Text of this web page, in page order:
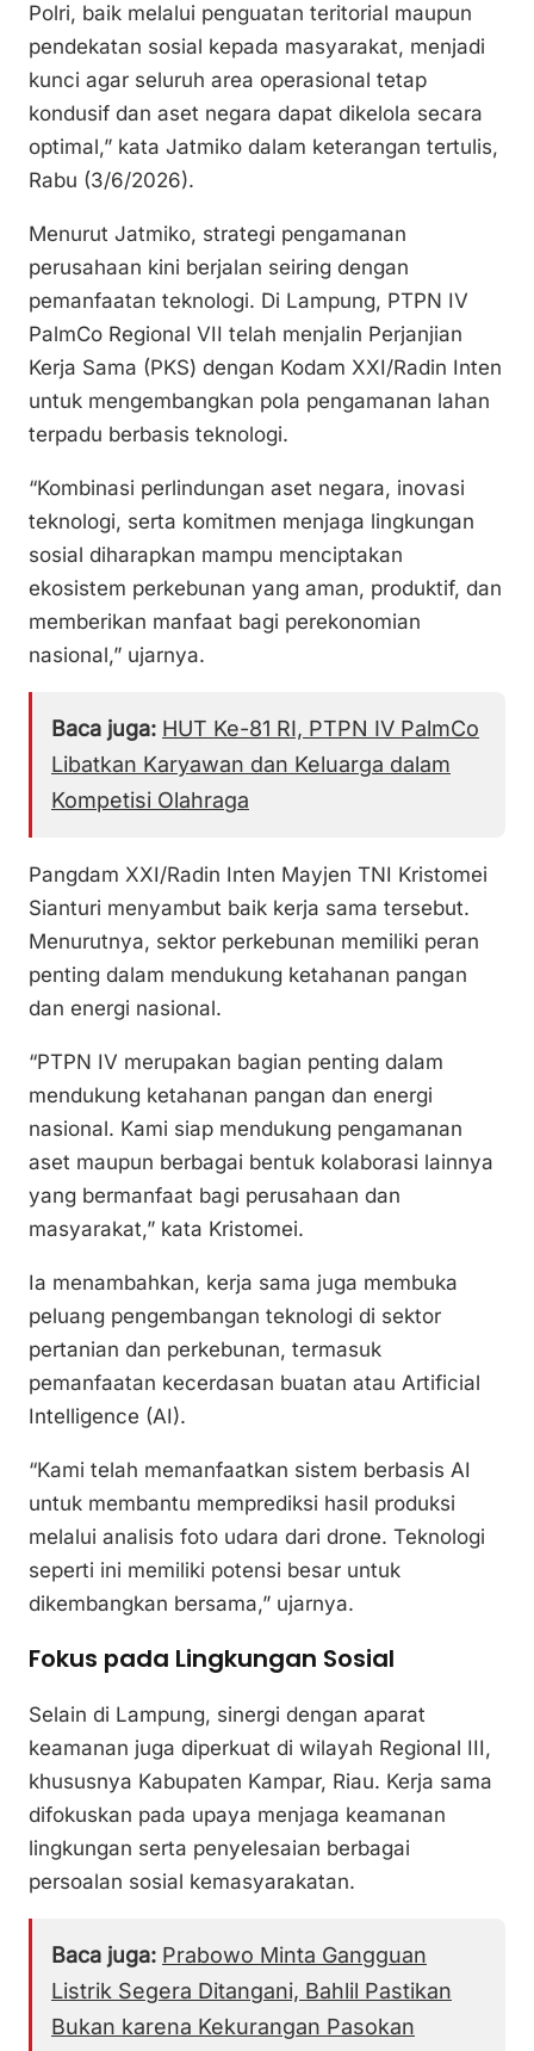
Polri, baik melalui penguatan teritorial maupun
pendekatan sosial kepada masyarakat, menjadi
kunci agar seluruh area operasional tetap
kondusif dan aset negara dapat dikelola secara
optimal,” kata Jatmiko dalam keterangan tertulis,
Rabu (3/6/2026).
Menurut Jatmiko, strategi pengamanan
perusahaan kini berjalan seiring dengan
pemanfaatan teknologi. Di Lampung, PTPN IV
PalmCo Regional VII telah menjalin Perjanjian
Kerja Sama (PKS) dengan Kodam XXI/Radin Inten
untuk mengembangkan pola pengamanan lahan
terpadu berbasis teknologi.
“Kombinasi perlindungan aset negara, inovasi
teknologi, serta komitmen menjaga lingkungan
sosial diharapkan mampu menciptakan
ekosistem perkebunan yang aman, produktif, dan
memberikan manfaat bagi perekonomian
nasional,” ujarnya.
Baca juga: HUT Ke-81 RI, PTPN IV PalmCo
Libatkan Karyawan dan Keluarga dalam
Kompetisi Olahraga
Pangdam XXI/Radin Inten Mayjen TNI Kristomei
Sianturi menyambut baik kerja sama tersebut.
Menurutnya, sektor perkebunan memiliki peran
penting dalam mendukung ketahanan pangan
dan energi nasional.
“PTPN IV merupakan bagian penting dalam
mendukung ketahanan pangan dan energi
nasional. Kami siap mendukung pengamanan
aset maupun berbagai bentuk kolaborasi lainnya
yang bermanfaat bagi perusahaan dan
masyarakat,” kata Kristomei.
Ia menambahkan, kerja sama juga membuka
peluang pengembangan teknologi di sektor
pertanian dan perkebunan, termasuk
pemanfaatan kecerdasan buatan atau Artificial
Intelligence (AI).
“Kami telah memanfaatkan sistem berbasis AI
untuk membantu memprediksi hasil produksi
melalui analisis foto udara dari drone. Teknologi
seperti ini memiliki potensi besar untuk
dikembangkan bersama,” ujarnya.
Fokus pada Lingkungan Sosial
Selain di Lampung, sinergi dengan aparat
keamanan juga diperkuat di wilayah Regional III,
khususnya Kabupaten Kampar, Riau. Kerja sama
difokuskan pada upaya menjaga keamanan
lingkungan serta penyelesaian berbagai
persoalan sosial kemasyarakatan.
Baca juga: Prabowo Minta Gangguan
Listrik Segera Ditangani, Bahlil Pastikan
Bukan karena Kekurangan Pasokan